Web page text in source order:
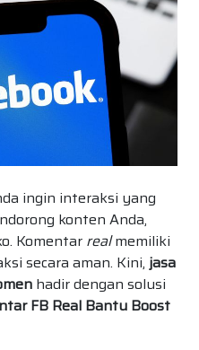
ingin interaksi yang
konten Anda,
Komentar realmemiliki
secara aman. Kini, jasa
hadir dengan solusi
FB Real Bantu Boost